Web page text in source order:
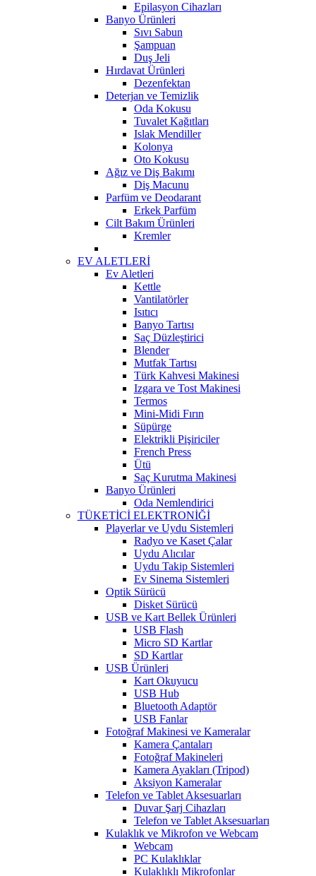
Epilasyon Cihazları
Banyo Ürünleri
Sıvı Sabun
Şampuan
Duş Jeli
Hırdavat Ürünleri
Dezenfektan
Deterjan ve Temizlik
Oda Kokusu
Tuvalet Kağıtları
Islak Mendiller
Kolonya
Oto Kokusu
Ağız ve Diş Bakımı
Diş Macunu
Parfüm ve Deodarant
Erkek Parfüm
Cilt Bakım Ürünleri
Kremler
EV ALETLERİ
Ev Aletleri
Kettle
Vantilatörler
Isıtıcı
Banyo Tartısı
Saç Düzleştirici
Blender
Mutfak Tartısı
Türk Kahvesi Makinesi
Izgara ve Tost Makinesi
Termos
Mini-Midi Fırın
Süpürge
Elektrikli Pişiriciler
French Press
Ütü
Saç Kurutma Makinesi
Banyo Ürünleri
Oda Nemlendirici
TÜKETİCİ ELEKTRONİĞİ
Playerlar ve Uydu Sistemleri
Radyo ve Kaset Çalar
Uydu Alıcılar
Uydu Takip Sistemleri
Ev Sinema Sistemleri
Optik Sürücü
Disket Sürücü
USB ve Kart Bellek Ürünleri
USB Flash
Micro SD Kartlar
SD Kartlar
USB Ürünleri
Kart Okuyucu
USB Hub
Bluetooth Adaptör
USB Fanlar
Fotoğraf Makinesi ve Kameralar
Kamera Çantaları
Fotoğraf Makineleri
Kamera Ayakları (Tripod)
Aksiyon Kameralar
Telefon ve Tablet Aksesuarları
Duvar Şarj Cihazları
Telefon ve Tablet Aksesuarları
Kulaklık ve Mikrofon ve Webcam
Webcam
PC Kulaklıklar
Kulaklıklı Mikrofonlar